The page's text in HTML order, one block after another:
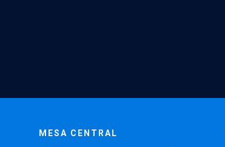
MESA CENTRAL